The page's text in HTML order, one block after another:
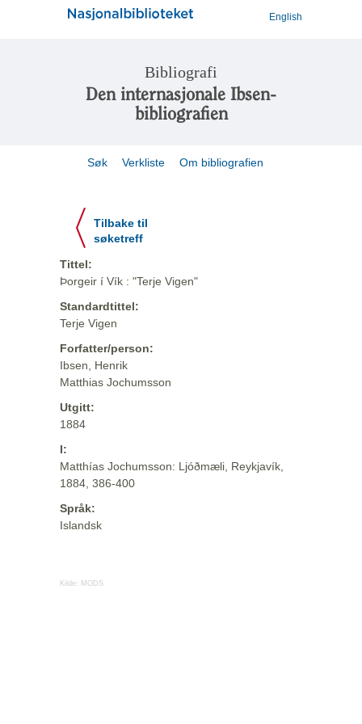
English
Bibliografi
Den internasjonale Ibsen-
bibliografien
Søk Verkliste Om bibliografien
Tilbake til
søketreff
Tittel:
Þorgeir í Vík : "Terje Vigen"
Standardtittel:
Terje Vigen
Forfatter/person:
Ibsen, Henrik
Matthias Jochumsson
Utgitt:
1884
I:
Matthías Jochumsson: Ljóðmæli, Reykjavík,
1884, 386-400
Språk:
Islandsk
Kilde: MODS